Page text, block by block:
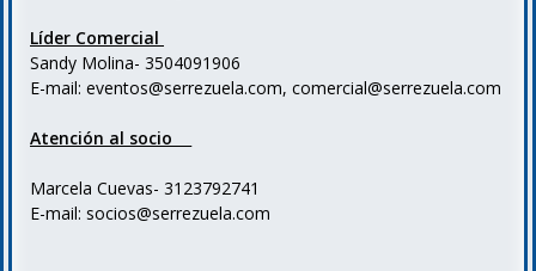
Líder Comercial
Sandy Molina- 3504091906
E-mail: eventos@serrezuela.com, comercial@serrezuela.com
Atención al socio
Marcela Cuevas- 3123792741
E-mail: socios@serrezuela.com